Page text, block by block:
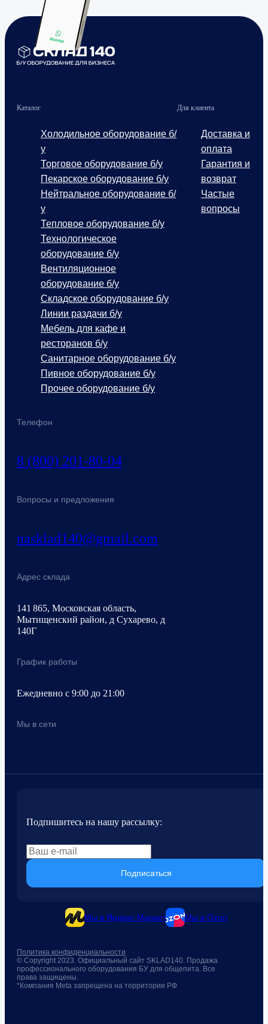
Телефон
8 (800) 201-80-04
Вопросы и предложения
nasklad140@gmail.com
Адрес склада
141 865, Московская область,
Мытищенский район, д Сухарево, д
140Г
График работы
Ежедневно с 9:00 до 21:00
Мы в сети
Каталог
Холодильное оборудование б/
у
Торговое оборудование б/у
Пекарское оборудование б/у
Нейтральное оборудование б/
у
Тепловое оборудование б/у
Технологическое
оборудование б/у
Вентиляционное
оборудование б/у
Складское оборудование б/у
Линии раздачи б/у
Мебель для кафе и
ресторанов б/у
Санитарное оборудование б/у
Пивное оборудование б/у
Прочее оборудование б/у
Для клиента
Доставка и
оплата
Гарантия и
возврат
Частые
вопросы
Подпишитесь на нашу рассылку:
Подписаться
Мы в Яндекс.Маркет Мы в Ozon
© Copyright 2023. Официальный сайт SKLAD140. Продажа
профессионального оборудования БУ для общепита. Все
права защищены.
*Компания Meta запрещена на территории РФ
Политика конфиденциальности